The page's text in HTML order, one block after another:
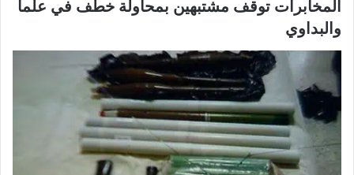
المخابرات توقف مشتبهين بمحاولة خطف في علما
والبداوي